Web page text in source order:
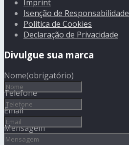
Imprint
Isenção de Responsabilidade
Política de Cookies
Declaração de Privacidade
Divulgue sua marca
Nome(obrigatório)
Telefone
Email
Mensagem